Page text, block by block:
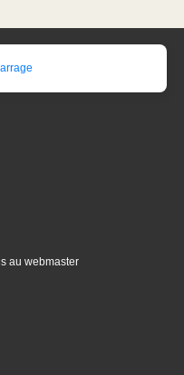
au webmaster